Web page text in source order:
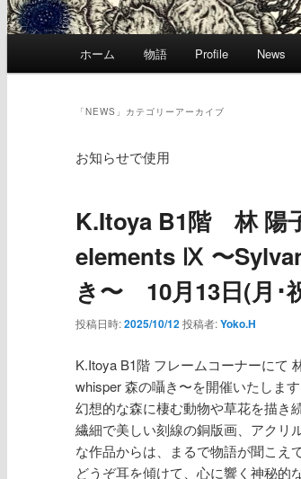
ホーム 物語 Profile News
「NEWS 」カテゴリーアーカイブ
お知らせで使用
K.Itoya B1階 林 陽
elements Ⅸ 〜
き〜 10月13日(月･
投稿日時:2025/10/12投稿者:Yoko.H
K.Itoya B1階 フレームコーナーにて
whisper 森の囁き〜を開催いたします
幻想的な森に棲む動物や草花を描き
繊細で美しい刻線の銅版画、アクリ
な作品からは、まるで物語が聞こえ
どうぞ耳を傾けて、心に響く神秘的